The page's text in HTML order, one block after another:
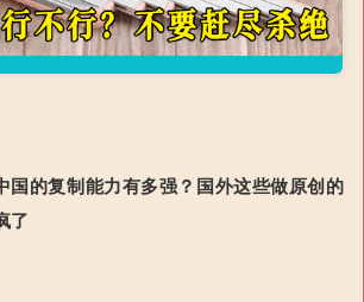
国的复制能力有多强？国外这些做原创的
了